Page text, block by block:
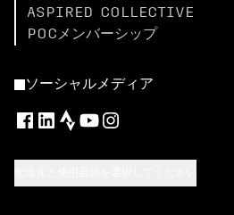
ASPIRED COLLECTIVE
POCメンバーシップ
ソーシャルメディア